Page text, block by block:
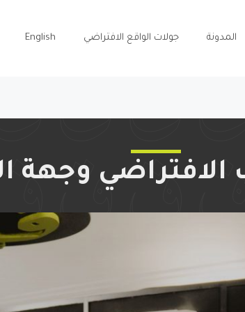
المدونة جولات الواقع الافتراضي English
وجهة